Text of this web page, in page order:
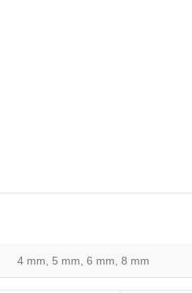
4 mm, 5 mm, 6 mm, 8 mm